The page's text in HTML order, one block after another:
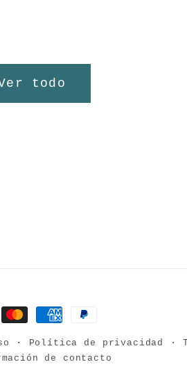
todo
Política de privacidad
de contacto